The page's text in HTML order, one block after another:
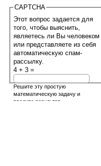
CAPTCHA
Этот вопрос задается для
того, чтобы выяснить,
являетесь ли Вы человеком
или представляете из себя
автоматическую спам-
рассылку.
4 + 3 =
Решите эту простую
математическую задачу и
введите результат.